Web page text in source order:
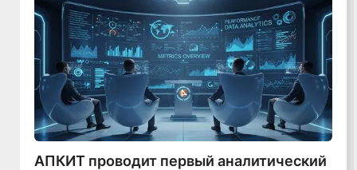
АПКИТ проводит первый аналитический